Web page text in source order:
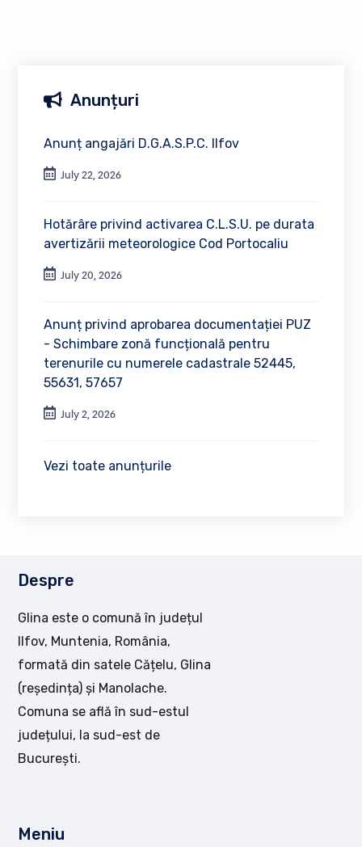
Anunțuri
Anunț angajări D.G.A.S.P.C. Ilfov
July 22, 2026
Hotărâre privind activarea C.L.S.U. pe durata
avertizării meteorologice Cod Portocaliu
July 20, 2026
Anunț privind aprobarea documentației PUZ
- Schimbare zonă funcțională pentru
terenurile cu numerele cadastrale 52445,
55631, 57657
July 2, 2026
Vezi toate anunțurile
Despre
Glina este o comună în județul
Ilfov, Muntenia, România,
formată din satele Cățelu, Glina
(reședința) și Manolache.
Comuna se află în sud-estul
județului, la sud-est de
București.
Meniu